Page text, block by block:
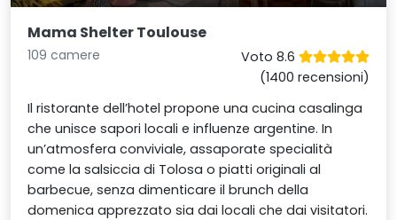
Mama Shelter Toulouse
109 camere
Voto 8.6
(1400 recensioni)
Il ristorante dell’hotel propone una cucina casalinga
che unisce sapori locali e influenze argentine. In
un’atmosfera conviviale, assaporate specialità
come la salsiccia di Tolosa o piatti originali al
barbecue, senza dimenticare il brunch della
domenica apprezzato sia dai locali che dai visitatori.